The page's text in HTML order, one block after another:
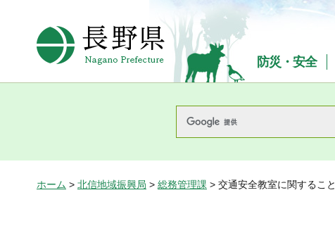
長野県Nagano Prefecture
防災・安全
ホーム > 北信地域振興局 > 総務管理課 > 交通安全教室に関すること